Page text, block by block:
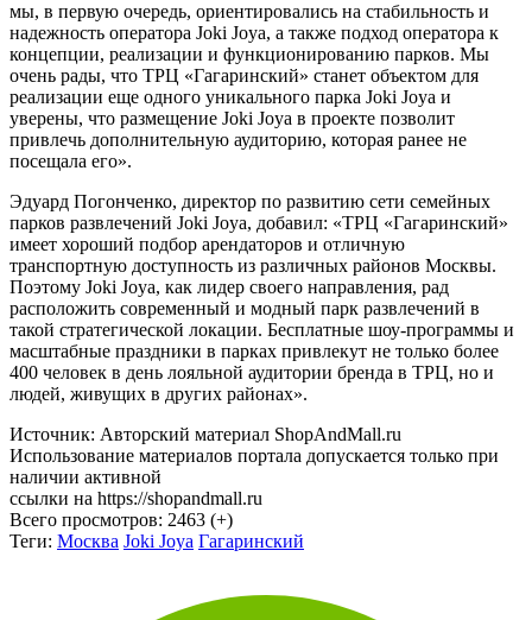
мы, в первую очередь, ориентировались на стабильность и
надежность оператора Joki Joya, а также подход оператора к
концепции, реализации и функционированию парков. Мы
очень рады, что ТРЦ «Гагаринский» станет объектом для
реализации еще одного уникального парка Joki Joya и
уверены, что размещение Joki Joya в проекте позволит
привлечь дополнительную аудиторию, которая ранее не
посещала его».
Эдуард Погонченко, директор по развитию сети семейных
парков развлечений Joki Joya, добавил: «ТРЦ «Гагаринский»
имеет хороший подбор арендаторов и отличную
транспортную доступность из различных районов Москвы.
Поэтому Joki Joya, как лидер своего направления, рад
расположить современный и модный парк развлечений в
такой стратегической локации. Бесплатные шоу-программы и
масштабные праздники в парках привлекут не только более
400 человек в день лояльной аудитории бренда в ТРЦ, но и
людей, живущих в других районах».
Источник: Авторский материал ShopAndMall.ru
Использование материалов портала допускается только при
наличии активной
ссылки на https://shopandmall.ru
Всего просмотров: 2463 (+)
Теги: Москва Joki Joya Гагаринский